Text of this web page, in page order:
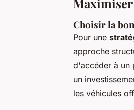
Choisir la
Pour une
approche
d'accéder à un
un
les véhicules